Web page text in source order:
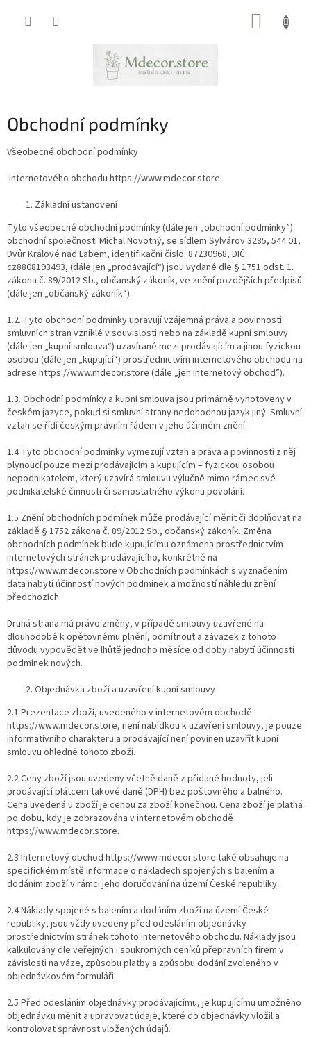
Obchodní podmínky
Všeobecné obchodní podmínky
Internetového obchodu https://www.mdecor.store
Základní ustanovení
Tyto všeobecné obchodní podmínky (dále jen „​obchodní podmínky​”)
obchodní společnosti ​Michal Novotný, se sídlem ​Sylvárov 3285, 544 01,
Dvůr Králové nad Labem, identifikační číslo:​ 87230968, DIČ:
cz8808193493​, (dále jen „​prodávající​“) jsou vydané dle § 1751 odst. 1.
zákona č. 89/2012 Sb., občanský zákoník, ve znění pozdějších předpisů
(dále jen „​občanský zákoník​“).
1.2. Tyto obchodní podmínky upravují vzájemná práva a povinnosti
smluvních stran vzniklé v souvislosti nebo na základě kupní smlouvy
(dále jen „kupní smlouva“) uzavírané mezi prodávajícím a jinou fyzickou
osobou (dále jen „kupující“) prostřednictvím internetového obchodu na
adrese https://www.mdecor.store​ ​(dále „​jen internetový obchod​”).
1.3. Obchodní podmínky a kupní smlouva jsou primárně vyhotoveny v
českém jazyce, pokud si smluvní strany nedohodnou jazyk jiný. Smluvní
vztah se řídí českým právním řádem v jeho účinném znění.
1.4 Tyto obchodní podmínky vymezují vztah a práva a povinnosti z něj
plynoucí pouze mezi prodávajícím a kupujícím – fyzickou osobou
nepodnikatelem, který uzavírá smlouvu výlučně mimo rámec své
podnikatelské činnosti či samostatného výkonu povolání.
1.5 Znění obchodních podmínek může prodávající měnit či doplňovat na
základě § 1752 zákona č. 89/2012 Sb., občanský zákoník. Změna
obchodních podmínek bude kupujícímu oznámena prostřednictvím
internetových stránek prodávajícího, konkrétně na
https://www.mdecor.store​ v Obchodních podmínkách​ s vyznačením
data nabytí účinností nových podmínek a možností náhledu znění
předchozích.
Druhá strana má právo změny, v případě smlouvy uzavřené na
dlouhodobé k opětovnému plnění, odmítnout a závazek z tohoto
důvodu vypovědět ve lhůtě jednoho měsíce od doby nabytí účinnosti
podmínek nových.
Objednávka zboží a uzavření kupní smlouvy
2.1​ ​Prezentace zboží, uvedeného v internetovém obchodě ​
https://www.mdecor.store​​,​ není nabídkou k uzavření smlouvy, je pouze
informativního charakteru a prodávající není povinen uzavřít kupní
smlouvu ohledně tohoto zboží.
2.2 Ceny zboží jsou uvedeny​ včetně daně z přidané hodnoty, jeli
prodávající plátcem takové daně (DPH) bez poštovného a balného.
Cena uvedená u zboží je cenou za zboží konečnou. Cena zboží je platná
po dobu, kdy je zobrazována v internetovém obchodě
https://www.mdecor.store.
2.3 Internetový obchod ​https://www.mdecor.store​ ​také obsahuje na
specifickém místě informace o nákladech spojených s balením a
dodáním zboží v rámci jeho doručování na území České republiky.
2.4 Náklady spojené s balením a dodáním zboží na území České
republiky, jsou vždy uvedeny před odesláním objednávky
prostřednictvím stránek tohoto internetového obchodu. Náklady jsou
kalkulovány dle veřejných i soukromých ceníků přepravních firem v
závislosti na váze, způsobu platby a způsobu dodání zvoleného v
objednávkovém formuláři.
2.5 Před odesláním objednávky prodávajícímu, je kupujícímu umožněno
objednávku měnit a upravovat údaje, které do objednávky vložil a
kontrolovat správnost vložených údajů.